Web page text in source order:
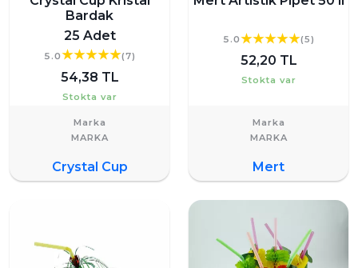
Bardak
25 Adet
5.0 (7)
54,38 TL
Stokta var
Marka
Crystal Cup
5.0 (5)
52,20 TL
Stokta var
Marka
Mert